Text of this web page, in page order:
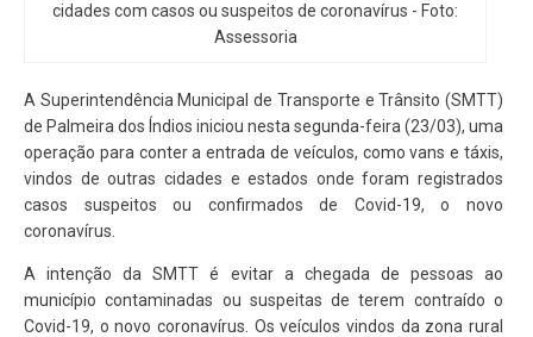
cidades com casos ou suspeitos de coronavírus - Foto:
Assessoria
A Superintendência Municipal de Transporte e Trânsito (SMTT)
de Palmeira dos Índios iniciou nesta segunda-feira (23/03), uma
operação para conter a entrada de veículos, como vans e táxis,
vindos de outras cidades e estados onde foram registrados
casos suspeitos ou confirmados de Covid-19, o novo
coronavírus.
A intenção da SMTT é evitar a chegada de pessoas ao
município contaminadas ou suspeitas de terem contraído o
Covid-19, o novo coronavírus. Os veículos vindos da zona rural